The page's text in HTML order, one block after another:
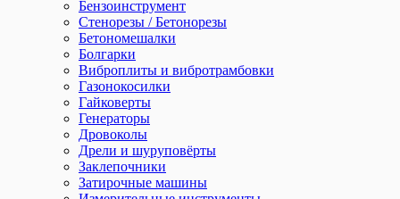
Бензоинструмент
Стенорезы / Бетонорезы
Бетономешалки
Болгарки
Виброплиты и вибротрамбовки
Газонокосилки
Гайковерты
Генераторы
Дровоколы
Дрели и шуруповёрты
Заклепочники
Затирочные машины